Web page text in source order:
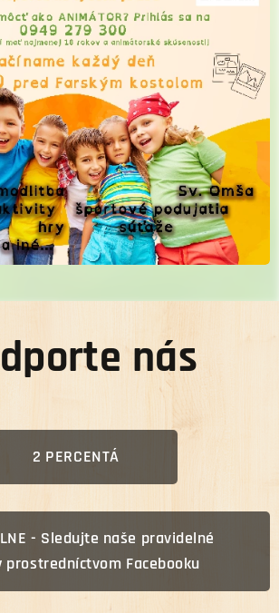
nás
2 PERCENTÁ
- Sledujte naše pravidelné
prostredníctvom Facebooku